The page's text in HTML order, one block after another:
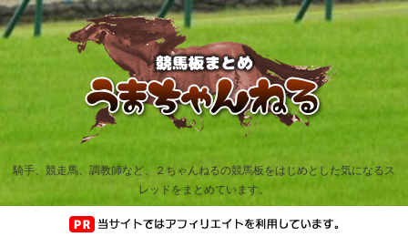
騎手、競走馬、調教師など、２ちゃんねるの競馬板をはじめとした気になるス
レッドをまとめています。